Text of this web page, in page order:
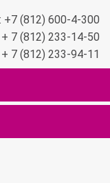
+7 (812) 600-4-300
7 (812) 233-14-50
7 (812) 233-94-11